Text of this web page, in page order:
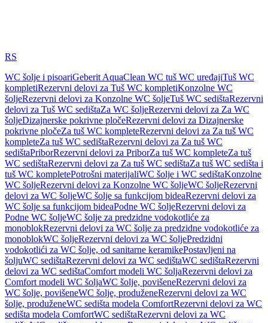
RS
WC šolje i pisoariGeberit AquaClean WC tuš WC uređajiTuš WC
kompletiRezervni delovi za Tuš WC kompletiKonzolne WC
šoljeRezervni delovi za Konzolne WC šoljeTuš WC sedištaRezervni
delovi za Tuš WC sedištaZa WC šoljeRezervni delovi za Za WC
šoljeDizajnerske pokrivne pločeRezervni delovi za Dizajnerske
pokrivne pločeZa tuš WC kompleteRezervni delovi za Za tuš WC
kompleteZa tuš WC sedištaRezervni delovi za Za tuš WC
sedištaPriborRezervni delovi za PriborZa tuš WC kompleteZa tuš
WC sedištaRezervni delovi za Za tuš WC sedištaZa tuš WC sedišta i
tuš WC kompletePotrošni materijaliWC šolje i WC sedištaKonzolne
WC šoljeRezervni delovi za Konzolne WC šoljeWC šoljeRezervni
delovi za WC šoljeWC šolje sa funkcijom bideaRezervni delovi za
WC šolje sa funkcijom bideaPodne WC šoljeRezervni delovi za
Podne WC šoljeWC šolje za predzidne vodokotliće za
monoblokRezervni delovi za WC šolje za predzidne vodokotliće za
monoblokWC šoljeRezervni delovi za WC šoljePredzidni
vodokotlići za WC šolje, od sanitarne keramikePostavljeni na
šoljuWC sedištaRezervni delovi za WC sedištaWC sedištaRezervni
delovi za WC sedištaComfort modeli WC šoljaRezervni delovi za
Comfort modeli WC šoljaWC šolje, povišeneRezervni delovi za
WC šolje, povišeneWC šolje, produženeRezervni delovi za WC
šolje, produženeWC sedišta modela ComfortRezervni delovi za WC
sedišta modela ComfortWC sedištaRezervni delovi za WC